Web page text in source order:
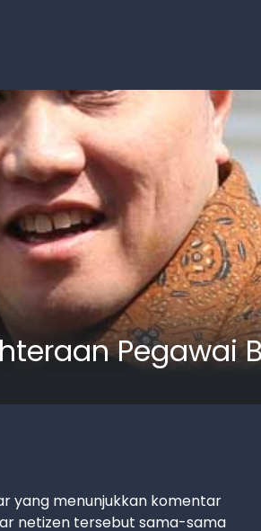
Pegawai
yang menunjukkan komentar
netizen tersebut sama-sama